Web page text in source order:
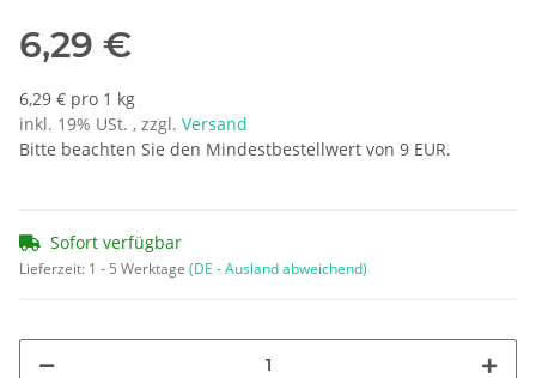
6,29 €
6,29 € pro 1 kg
inkl. 19% USt. , zzgl. Versand
Bitte beachten Sie den Mindestbestellwert von 9 EUR.
Sofort verfügbar
Lieferzeit: 1 - 5 Werktage (DE - Ausland abweichend)